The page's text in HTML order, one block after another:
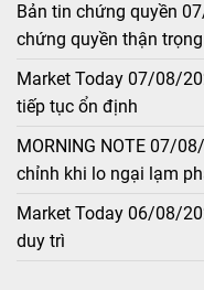
Bản tin chứng quyền
chứng quyền thận trọng
Market Today 07/08/
tiếp tục ổn định
MORNING NOTE 07/
chỉnh khi lo ngại lạm
Market Today 06/08/
duy trì